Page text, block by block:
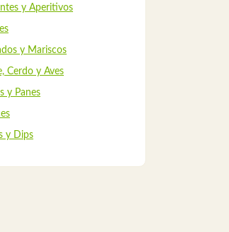
y Aperitivos
y Mariscos
Cerdo y Aves
y Panes
y Dips